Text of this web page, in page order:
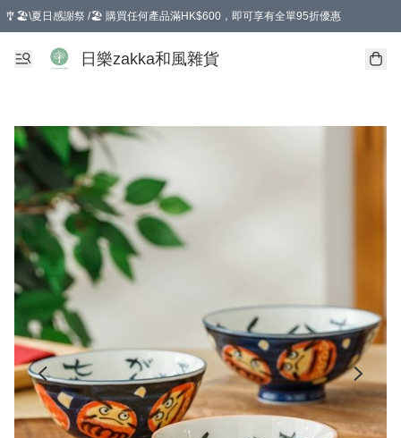
🎐🏖️\夏日感謝祭 /🏖️ 購買任何產品滿HK$600，即可享有全單95折優惠
選擇GoGoX住宅/工商地址配送，單一訂單消費購物滿HK$680(折扣後），可享有
日樂zakka和風雜貨